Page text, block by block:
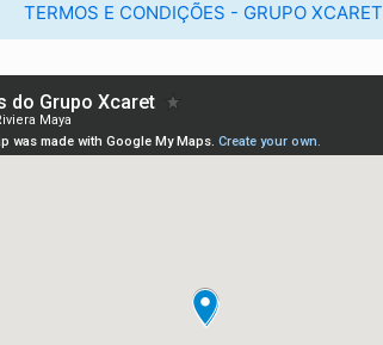
TERMOS E CONDIÇÕES - GRUPO XCARET